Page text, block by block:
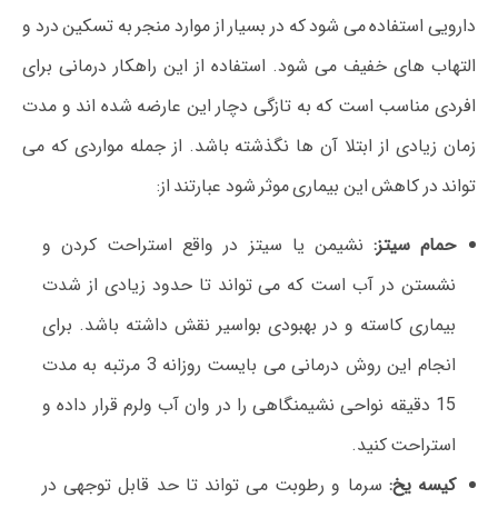
دارویی استفاده می شود که در بسیار از موارد منجر به تسکین درد و
التهاب های خفیف می شود. استفاده از این راهکار درمانی برای
افردی مناسب است که به تازگی دچار این عارضه شده اند و مدت
زمان زیادی از ابتلا آن ها نگذشته باشد. از جمله مواردی که می
تواند در کاهش این بیماری موثر شود عبارتند از:
حمام سیتز: نشیمن یا سیتز در واقع استراحت کردن و
نشستن در آب است که می تواند تا حدود زیادی از شدت
بیماری کاسته و در بهبودی بواسیر نقش داشته باشد. برای
انجام این روش درمانی می بایست روزانه 3 مرتبه به مدت
15 دقیقه نواحی نشیمنگاهی را در وان آب ولرم قرار داده و
استراحت کنید.
کیسه یخ: سرما و رطوبت می تواند تا حد قابل توجهی در